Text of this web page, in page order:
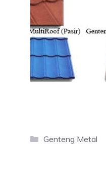
Categories
Genteng Metal